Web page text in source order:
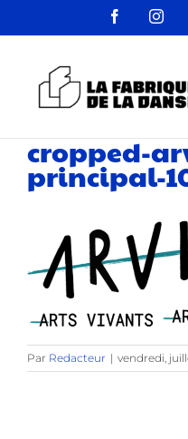
Facebook
cropped-
principal-
Par Redacteur | vendredi,